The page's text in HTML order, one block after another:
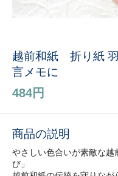
越前和紙 折り紙
言メモに
484円
商品の説明
やさしい色合いが素敵な越
び」